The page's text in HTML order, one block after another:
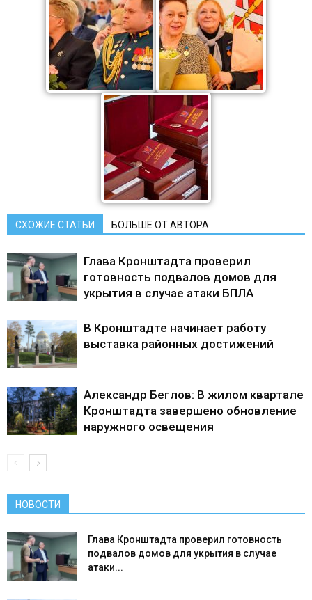
СХОЖИЕ СТАТЬИ БОЛЬШЕ ОТ АВТОРА
Глава Кронштадта проверил
готовность подвалов домов для
укрытия в случае атаки БПЛА
В Кронштадте начинает работу
выставка районных достижений
Александр Беглов: В жилом квартале
Кронштадта завершено обновление
наружного освещения
НОВОСТИ
Глава Кронштадта проверил готовность
подвалов домов для укрытия в случае
атаки...